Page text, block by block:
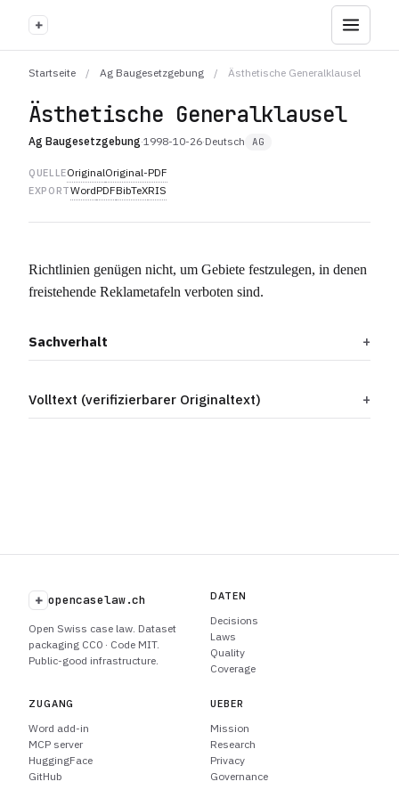
+
Startseite / Ag Baugesetzgebung / Ästhetische Generalklausel
Ästhetische Generalklausel
Ag Baugesetzgebung·1998-10-26·Deutsch AG
QUELLEOriginalOriginal-PDF
EXPORTWordPDFBibTeXRIS
Richtlinien genügen nicht, um Gebiete festzulegen, in denen
freistehende Reklametafeln verboten sind.
Sachverhalt
Volltext (verifizierbarer Originaltext)
+ opencaselaw.ch
Open Swiss case law. Dataset
packaging CC0 · Code MIT.
Public-good infrastructure.
DATEN
Decisions
Laws
Quality
Coverage
ZUGANG
Word add-in
MCP server
HuggingFace
GitHub
UEBER
Mission
Research
Privacy
Governance